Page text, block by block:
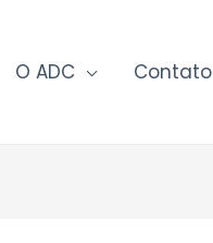
O ADC Contato